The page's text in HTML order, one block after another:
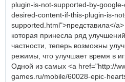
plugin-is-not-supported-by-
desired-content-if-this-plugin-is-
supported.html">представила</
которая принесла ряд
частности, теперь возможны
режимы, что улучшает время в
Одной из самых <a href="http://
games.ru/mobile/60028-epic-